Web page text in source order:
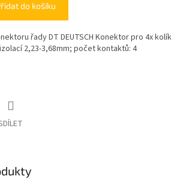
do košíku
řady DT DEUTSCH Konektor pro 4x kolík
2,23-3,68mm; počet kontaktů: 4